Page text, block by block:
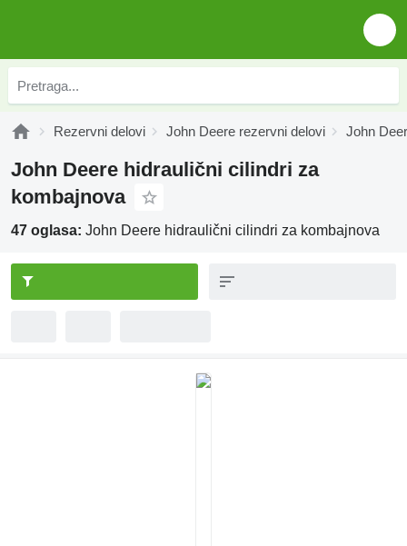
Rezervni delovi John Deere rezervni delovi John
John Deere hidraulični cilindri za
kombajnova
47 oglasa: John Deere hidraulični cilindri za kombajnova